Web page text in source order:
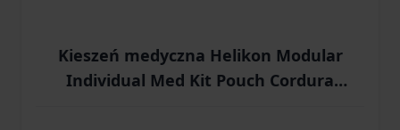
Kieszeń medyczna Helikon Modular
Individual Med Kit Pouch Cordura